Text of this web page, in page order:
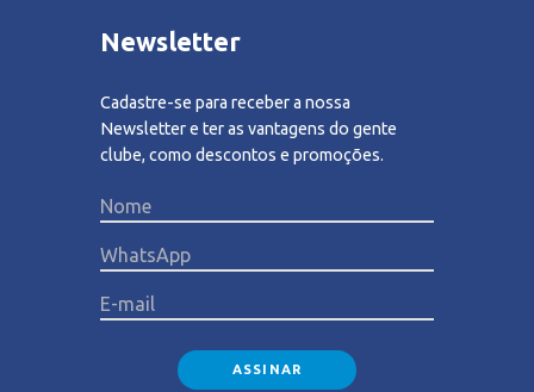
Newsletter
Cadastre-se para receber a nossa
Newsletter e ter as vantagens do gente
clube, como descontos e promoções.